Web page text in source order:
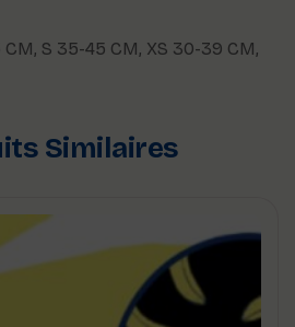
CM, S 35-45 CM, XS 30-39 CM,
Similaires